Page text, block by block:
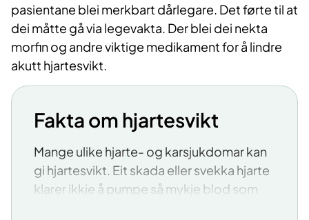
pasientane blei merkbart dårlegare. Det førte til at
dei måtte gå via legevakta. Der blei dei nekta
morfin og andre viktige medikament for å lindre
akutt hjartesvikt.
Fakta om hjartesvikt
Mange ulike hjarte- og karsjukdomar kan
gi hjartesvikt. Eit skada eller svekka hjarte
klarer ikkje å pumpe så mykje blod som